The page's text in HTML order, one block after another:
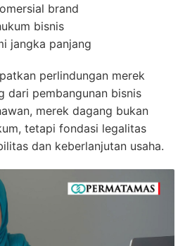
brand
bisnis
jangka panjang
perlindungan merek
dari pembangunan bisnis
merek dagang bukan
tetapi fondasi legalitas
dan keberlanjutan usaha.